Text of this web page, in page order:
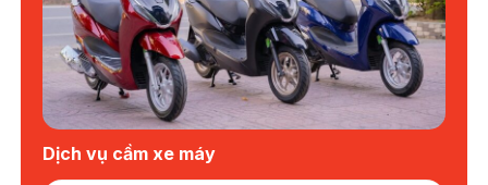
Dịch vụ cầm xe máy